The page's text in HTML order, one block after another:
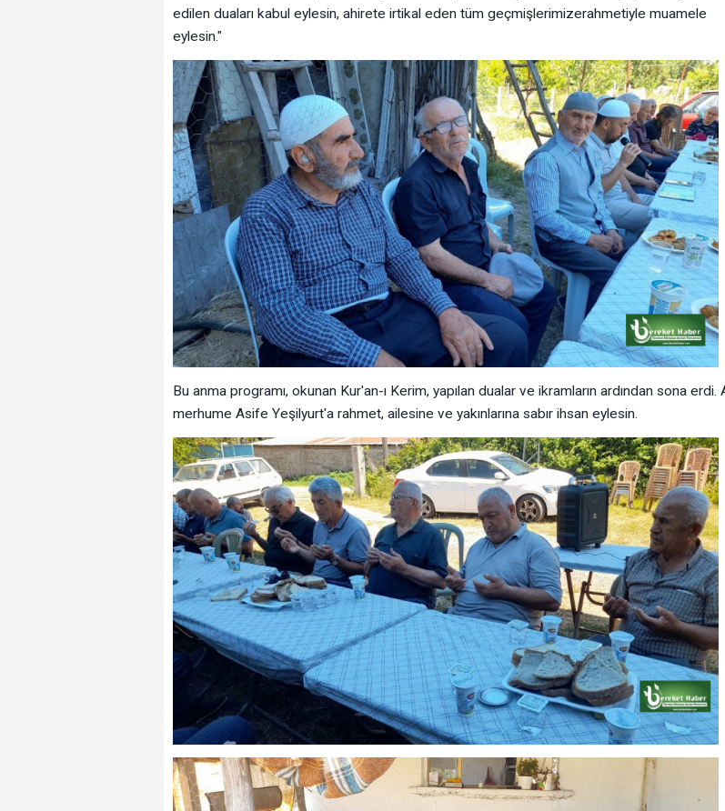
edilen duaları kabul eylesin, ahirete irtikal eden tüm geçmişlerimizerahmetiyle muamele
eylesin."
Bu anma programı, okunan Kur'an-ı Kerim, yapılan dualar ve ikramların ardından sona erdi.
merhume Asife Yeşilyurt'a rahmet, ailesine ve yakınlarına sabır ihsan eylesin.